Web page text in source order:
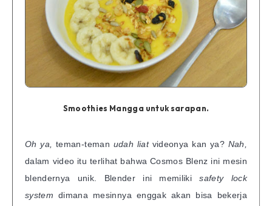
Smoothies Mangga untuk sarapan.
Oh ya,teman-teman udah liat videonya kan ya? Nah,
dalam video itu terlihat bahwa Cosmos Blenz ini mesin
blendernya unik. Blender ini memilikisafety lock
systemdimana mesinnya enggak akan bisa bekerja